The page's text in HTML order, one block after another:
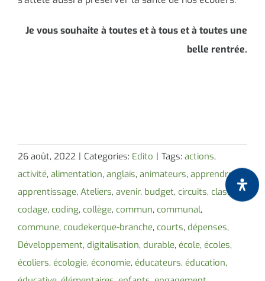
Je vous souhaite à toutes et à tous et à toutes une
belle rentrée.
26 août, 2022 | Categories: Edito | Tags: actions,
activité, alimentation, anglais, animateurs, apprendre,
apprentissage, Ateliers, avenir, budget, circuits, classe
codage, coding, collège, commun, communal,
commune, coudekerque-branche, courts, dépenses,
Développement, digitalisation, durable, école, écoles,
écoliers, écologie, économie, éducateurs, éducation,